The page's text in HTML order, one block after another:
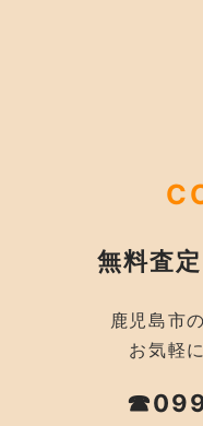
無料査
鹿児島市
お気軽